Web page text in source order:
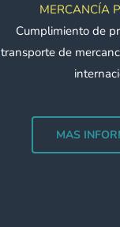
MERCANCÍA
Cumplimiento de
transporte de
MAS